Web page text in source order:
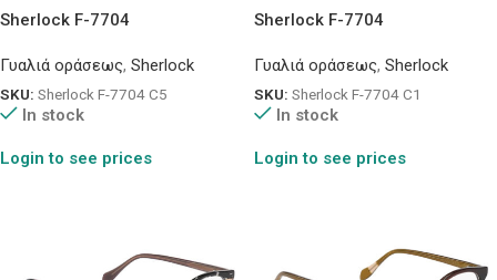
Sherlock F-7704
Γυαλιά οράσεως, Sherlock
SKU: Sherlock F-7704 C5
In stock
Login to see prices
Sherlock F-7704
Γυαλιά οράσεως, Sherlock
SKU: Sherlock F-7704 C1
In stock
Login to see prices